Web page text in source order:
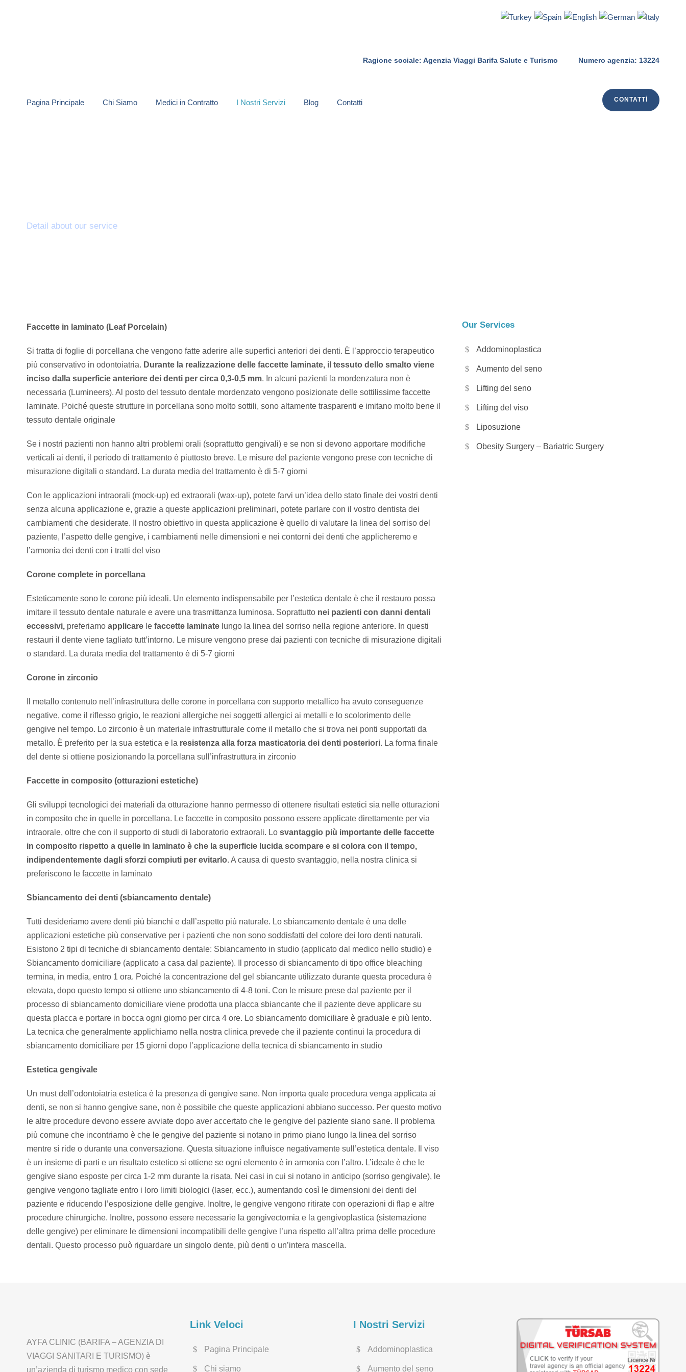
Ragione sociale: Agenzia Viaggi Barifa Salute e Turismo Numero agenzia: 13224
Pagina Principale Chi Siamo Medici in Contratto I Nostri Servizi Blog Contatti CONTATTI
Detail about our service
Faccette in laminato (Leaf Porcelain)
Si tratta di foglie di porcellana che vengono fatte aderire alle superfici anteriori dei denti. È l’approccio terapeutico
più conservativo in odontoiatria. Durante la realizzazione delle faccette laminate, il tessuto dello smalto viene
inciso dalla superficie anteriore dei denti per circa 0,3-0,5 mm. In alcuni pazienti la mordenzatura non è
necessaria (Lumineers). Al posto del tessuto dentale mordenzato vengono posizionate delle sottilissime faccette
laminate. Poiché queste strutture in porcellana sono molto sottili, sono altamente trasparenti e imitano molto bene il
tessuto dentale originale
Se i nostri pazienti non hanno altri problemi orali (soprattutto gengivali) e se non si devono apportare modifiche
verticali ai denti, il periodo di trattamento è piuttosto breve. Le misure del paziente vengono prese con tecniche di
misurazione digitali o standard. La durata media del trattamento è di 5-7 giorni
Con le applicazioni intraorali (mock-up) ed extraorali (wax-up), potete farvi un’idea dello stato finale dei vostri denti
senza alcuna applicazione e, grazie a queste applicazioni preliminari, potete parlare con il vostro dentista dei
cambiamenti che desiderate. Il nostro obiettivo in questa applicazione è quello di valutare la linea del sorriso del
paziente, l’aspetto delle gengive, i cambiamenti nelle dimensioni e nei contorni dei denti che applicheremo e
l’armonia dei denti con i tratti del viso
Corone complete in porcellana
Esteticamente sono le corone più ideali. Un elemento indispensabile per l’estetica dentale è che il restauro possa
imitare il tessuto dentale naturale e avere una trasmittanza luminosa. Soprattutto nei pazienti con danni dentali
eccessivi, preferiamo applicare le faccette laminate lungo la linea del sorriso nella regione anteriore. In questi
restauri il dente viene tagliato tutt’intorno. Le misure vengono prese dai pazienti con tecniche di misurazione digitali
o standard. La durata media del trattamento è di 5-7 giorni
Corone in zirconio
Il metallo contenuto nell’infrastruttura delle corone in porcellana con supporto metallico ha avuto conseguenze
negative, come il riflesso grigio, le reazioni allergiche nei soggetti allergici ai metalli e lo scolorimento delle
gengive nel tempo. Lo zirconio è un materiale infrastrutturale come il metallo che si trova nei ponti supportati da
metallo. È preferito per la sua estetica e la resistenza alla forza masticatoria dei denti posteriori. La forma finale
del dente si ottiene posizionando la porcellana sull’infrastruttura in zirconio
Faccette in composito (otturazioni estetiche)
Gli sviluppi tecnologici dei materiali da otturazione hanno permesso di ottenere risultati estetici sia nelle otturazioni
in composito che in quelle in porcellana. Le faccette in composito possono essere applicate direttamente per via
intraorale, oltre che con il supporto di studi di laboratorio extraorali. Lo svantaggio più importante delle faccette
in composito rispetto a quelle in laminato è che la superficie lucida scompare e si colora con il tempo,
indipendentemente dagli sforzi compiuti per evitarlo. A causa di questo svantaggio, nella nostra clinica si
preferiscono le faccette in laminato
Sbiancamento dei denti (sbiancamento dentale)
Tutti desideriamo avere denti più bianchi e dall’aspetto più naturale. Lo sbiancamento dentale è una delle
applicazioni estetiche più conservative per i pazienti che non sono soddisfatti del colore dei loro denti naturali.
Esistono 2 tipi di tecniche di sbiancamento dentale: Sbiancamento in studio (applicato dal medico nello studio) e
Sbiancamento domiciliare (applicato a casa dal paziente). Il processo di sbiancamento di tipo office bleaching
termina, in media, entro 1 ora. Poiché la concentrazione del gel sbiancante utilizzato durante questa procedura è
elevata, dopo questo tempo si ottiene uno sbiancamento di 4-8 toni. Con le misure prese dal paziente per il
processo di sbiancamento domiciliare viene prodotta una placca sbiancante che il paziente deve applicare su
questa placca e portare in bocca ogni giorno per circa 4 ore. Lo sbiancamento domiciliare è graduale e più lento.
La tecnica che generalmente applichiamo nella nostra clinica prevede che il paziente continui la procedura di
sbiancamento domiciliare per 15 giorni dopo l’applicazione della tecnica di sbiancamento in studio
Estetica gengivale
Un must dell’odontoiatria estetica è la presenza di gengive sane. Non importa quale procedura venga applicata ai
denti, se non si hanno gengive sane, non è possibile che queste applicazioni abbiano successo. Per questo motivo
le altre procedure devono essere avviate dopo aver accertato che le gengive del paziente siano sane. Il problema
più comune che incontriamo è che le gengive del paziente si notano in primo piano lungo la linea del sorriso
mentre si ride o durante una conversazione. Questa situazione influisce negativamente sull’estetica dentale. Il viso
è un insieme di parti e un risultato estetico si ottiene se ogni elemento è in armonia con l’altro. L’ideale è che le
gengive siano esposte per circa 1-2 mm durante la risata. Nei casi in cui si notano in anticipo (sorriso gengivale), le
gengive vengono tagliate entro i loro limiti biologici (laser, ecc.), aumentando così le dimensioni dei denti del
paziente e riducendo l’esposizione delle gengive. Inoltre, le gengive vengono ritirate con operazioni di flap e altre
procedure chirurgiche. Inoltre, possono essere necessarie la gengivectomia e la gengivoplastica (sistemazione
delle gengive) per eliminare le dimensioni incompatibili delle gengive l’una rispetto all’altra prima delle procedure
dentali. Questo processo può riguardare un singolo dente, più denti o un’intera mascella.
Our Services
Addominoplastica
Aumento del seno
Lifting del seno
Lifting del viso
Liposuzione
Obesity Surgery – Bariatric Surgery
AYFA CLINIC (BARIFA – AGENZIA DI
VIAGGI SANITARI E TURISMO) è
un’azienda di turismo medico con sede
Link Veloci
Pagina Principale
Chi siamo
I Nostri Servizi
Addominoplastica
Aumento del seno